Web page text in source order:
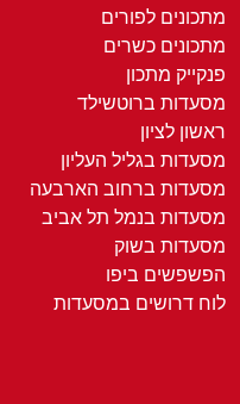
מתכונים לפורים
מתכונים כשרים
פנקייק מתכון
מסעדות ברוטשילד
ראשון לציון
מסעדות בגליל העליון
מסעדות ברחוב הארבעה
מסעדות בנמל תל אביב
מסעדות בשוק
הפשפשים ביפו
לוח דרושים במסעדות